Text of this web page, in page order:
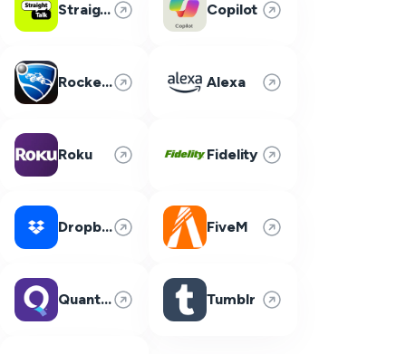
Straight Talk Copilot
Rocket League Alexa
Roku Fidelity
Dropbox FiveM
Quantum Fiber Tumblr